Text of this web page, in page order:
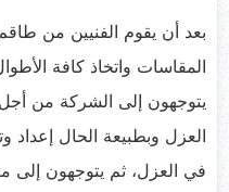
بعد أن يقوم الفنيين من
المقاسات واتخاذ كافة
يتوجهون إلى الشركة من
العزل وبطبيعة الحال
في العزل، ثم يتوجهون إلى